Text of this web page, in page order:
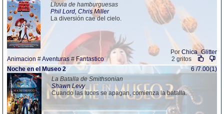
Lluvia de hamburguesas
Phil Lord, Chris Miller
La diversión cae del cielo.
Por Chica_Glitter
Animacion #Aventuras #Fantastico
2 gritos
Noche en el Museo 2
6 /7.00(1)
La Batalla de Smithsonian
Shawn Levy
Cuando las luces se apagan, comienza la batalla.